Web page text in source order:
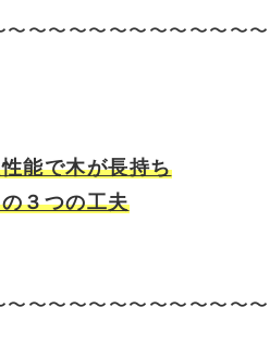
〜〜〜〜〜〜〜〜〜〜〜
能で木が長持ち
３つの工夫
〜〜〜〜〜〜〜〜〜〜〜